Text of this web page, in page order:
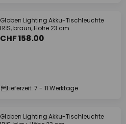
Globen Lighting Akku-Tischleuchte
IRIS, braun, Höhe 23 cm
CHF 158.00
Lieferzeit: 7 - 11 Werktage
Globen Lighting Akku-Tischleuchte